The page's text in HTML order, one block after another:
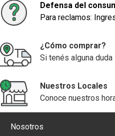
Defensa del
Para reclamos:
¿Cómo comprar?
Si tenés alguna duda
Nuestros Locales
Conoce nuestros
Nosotros